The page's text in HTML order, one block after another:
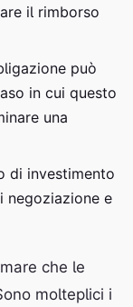
il rimborso
può
in cui questo
una
di investimento
negoziazione e
che le
molteplici i